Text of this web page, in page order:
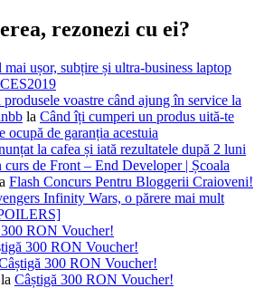
rezonezi cu ei?
mai ușor, subțire și ultra-business laptop
produsele voastre când ajung în service la
la Când îți cumperi un produs uită-te
ocupă de garanția acestuia
la cafea și iată rezultatele după 2 luni
curs de Front – End Developer | Școala
Flash Concurs Pentru Bloggerii Craioveni!
Infinity Wars, o părere mai mult
RON Voucher!
300 RON Voucher!
300 RON Voucher!
la Câștigă 300 RON Voucher!